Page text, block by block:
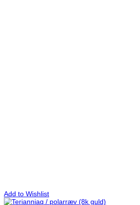
Add to Wishlist